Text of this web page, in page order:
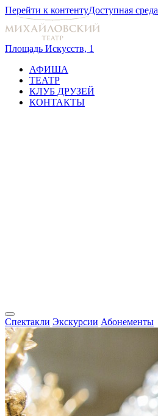
Перейти к контентуДоступная среда
Площадь Искусств, 1
АФИША
ТЕАТР
КЛУБ ДРУЗЕЙ
КОНТАКТЫ
Спектакли Экскурсии Абонементы